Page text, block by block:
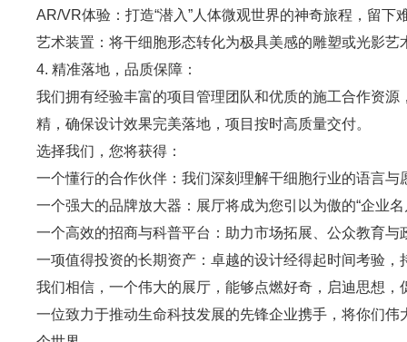
AR/VR体验：打造“潜入”人体微观世界的神奇旅程，留下
艺术装置：将干细胞形态转化为极具美感的雕塑或光影艺
4. 精准落地，品质保障：
我们拥有经验丰富的项目管理团队和优质的施工合作资源
精，确保设计效果完美落地，项目按时高质量交付。
选择我们，您将获得：
一个懂行的合作伙伴：我们深刻理解干细胞行业的语言与
一个强大的品牌放大器：展厅将成为您引以为傲的“企业名
一个高效的招商与科普平台：助力市场拓展、公众教育与
一项值得投资的长期资产：卓越的设计经得起时间考验，
我们相信，一个伟大的展厅，能够点燃好奇，启迪思想，
一位致力于推动生命科技发展的先锋企业携手，将你们伟